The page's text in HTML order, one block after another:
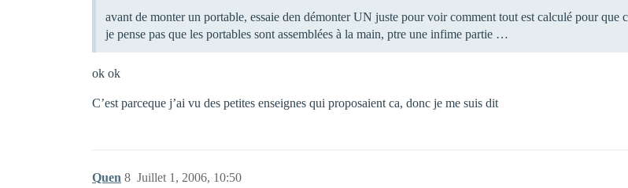
avant de monter un portable, essaie den démonter UN juste pour voir comment tout est calculé pour
je pense pas que les portables sont assemblées à la main, ptre une infime partie …
ok ok
C’est parceque j’ai vu des petites enseignes qui proposaient ca, donc je me suis dit
Quen Juillet 1, 2006, 10:50
8